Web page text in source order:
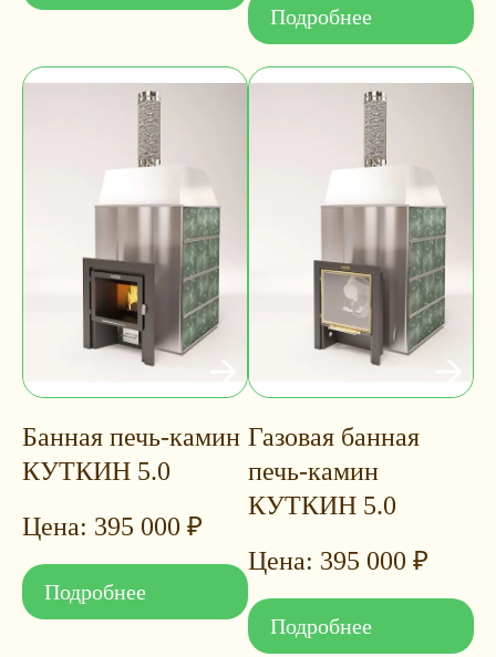
Подробнее
Банная печь-камин
КУТКИН 5.0
395 000 ₽
Подробнее
Газовая банная
печь-камин
КУТКИН 5.0
395 000 ₽
Подробнее